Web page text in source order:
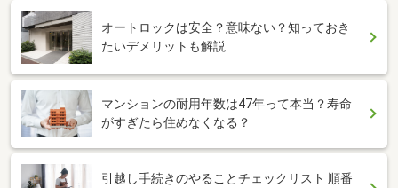
オートロックは安全？意味ない？知っておき
たいデメリットも解説
マンションの耐用年数は47年って本当？寿命
がすぎたら住めなくなる？
引越し手続きのやることチェックリスト 順番